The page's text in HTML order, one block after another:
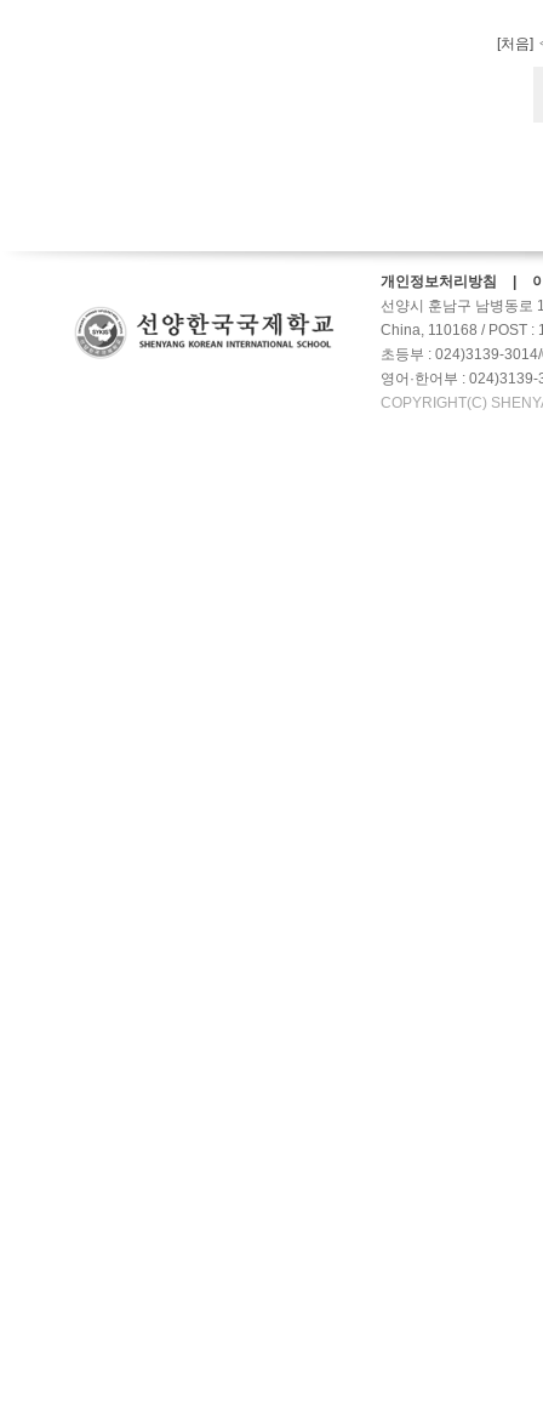
[처음]
개인정보처리방침 |
선양시 훈남구 남병동로
China, 110168 / POST :
초등부 : 024)3139-
영어·한어부 :
COPYRIGHT(C)